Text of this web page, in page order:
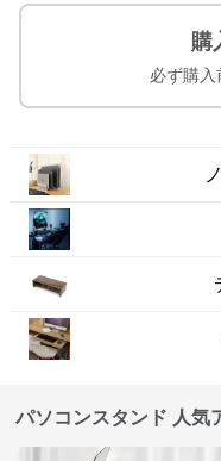
購
必ず購入
パソコンスタンド 人気